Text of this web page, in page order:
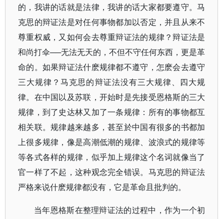
的，我讲的话就是法律，我讲的话大家都要遵守。马
克思的辩证法是对任何事物都加以否定，并且从来不
尊重权威，又如何会去尊重辩证法的规律？辩证法是
和尚打伞──无法无天的，不但不守任何东西，更是革
命的。如果辩证法什麽规律都不遵守，怎麽会去遵守
三大规律？马克思的辩证法没有三大规律、四大规
律。在中国以及苏联，开始时是先接受恩格斯的三大
规律，到了史达林又加了一条规律：所有的事物都互
相关联。规律越来越多，甚至於中国有很多的书都加
上很多规律，像是高潮低潮的规律、波浪式的规律等
等各式各样的规律，似乎加上规律这个名词就像当了
官一样了不起，这种观念完全错误。马克思的辩证法
严格来说什麽规律都没有，它是革命且批判的。
当年恩格斯在整理辩证法的过程中，作为一个初